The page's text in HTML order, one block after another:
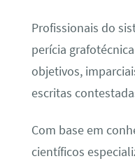
Profissionais do
perícia
objetivos,
escritas
Com base em
científicos